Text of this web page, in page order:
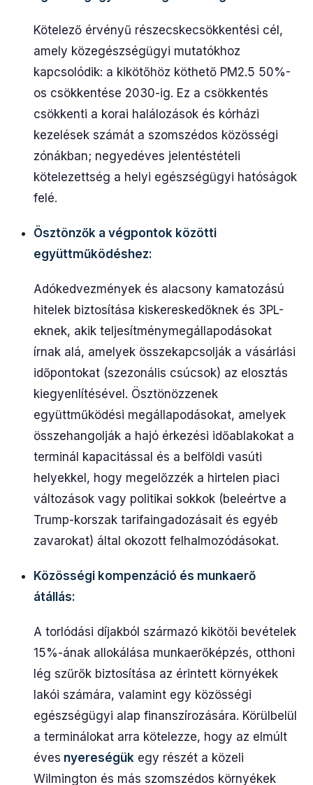
Kötelező érvényű részecskecsökkentési cél,
amely közegészségügyi mutatókhoz
kapcsolódik: a kikötőhöz köthető PM2.5 50%-
os csökkentése 2030-ig. Ez a csökkentés
csökkenti a korai halálozások és kórházi
kezelések számát a szomszédos közösségi
zónákban; negyedéves jelentéstételi
kötelezettség a helyi egészségügyi hatóságok
felé.
Ösztönzők a végpontok közötti
együttműködéshez:
Adókedvezmények és alacsony kamatozású
hitelek biztosítása kiskereskedőknek és 3PL-
eknek, akik teljesítménymegállapodásokat
írnak alá, amelyek összekapcsolják a vásárlási
időpontokat (szezonális csúcsok) az elosztás
kiegyenlítésével. Ösztönözzenek
együttműködési megállapodásokat, amelyek
összehangolják a hajó érkezési időablakokat a
terminál kapacitással és a belföldi vasúti
helyekkel, hogy megelőzzék a hirtelen piaci
változások vagy politikai sokkok (beleértve a
Trump-korszak tarifaingadozásait és egyéb
zavarokat) által okozott felhalmozódásokat.
Közösségi kompenzáció és munkaerő
átállás:
A torlódási díjakból származó kikötői bevételek
15%-ának allokálása munkaerőképzés, otthoni
lég szűrők biztosítása az érintett környékek
lakói számára, valamint egy közösségi
egészségügyi alap finanszírozására. Körülbelül
a terminálokat arra kötelezze, hogy az elmúlt
éves nyereségük egy részét a közeli
Wilmington és más szomszédos környékek